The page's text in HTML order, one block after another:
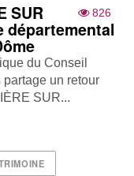
826
SUR
départemental
du Conseil
un retour
SUR...